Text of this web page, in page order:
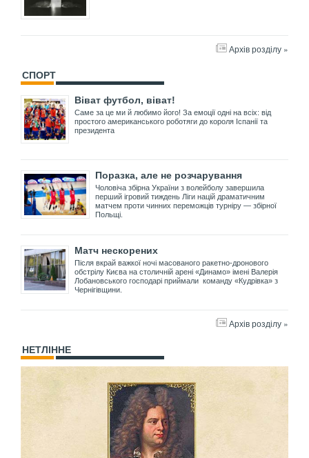
Архів розділу »
СПОРТ
Віват футбол, віват!
Саме за це ми й любимо його! За емоції одні на всіх: від
простого американського роботяги до короля Іспанії та
президента
Поразка, але не розчарування
Чоловіча збірна України з волейболу завершила
перший ігровий тиждень Ліги націй драматичним
матчем проти чинних переможців турніру — збірної
Польщі.
Матч нескорених
Після вкрай важкої ночі масованого ракетно-дронового
обстрілу Києва на столичній арені «Динамо» імені Валерія
Лобановського господарі приймали команду «Кудрівка» з
Чернігівщини.
Архів розділу »
НЕТЛІННЕ